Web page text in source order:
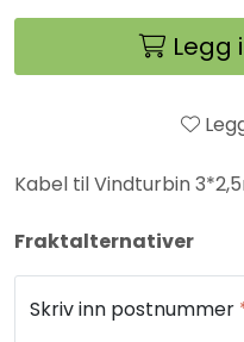
Legg
Kabel til Vindturbin
Fraktalternativer
Skriv inn postnummer